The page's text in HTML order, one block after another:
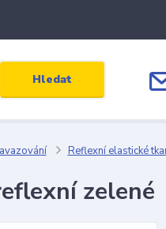
Hledat
Reflexní elastické
zelené